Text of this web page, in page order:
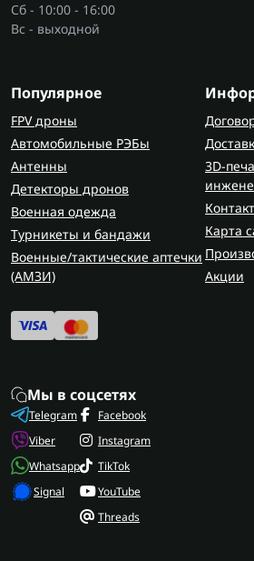
Сб - 10:00 - 16:00
Вс - выходной
Популярное
FPV дроны
Автомобильные РЭБы
Антенны
Детекторы дронов
Военная одежда
Турникеты и бандажи
Военные/тактические аптечки
(AMЗИ)
3D-
Карта
Акции
Мы в соцсетях
Telegram
Viber
Whatsapp
Signal
Facebook
Instagram
TikTok
YouTube
Threads